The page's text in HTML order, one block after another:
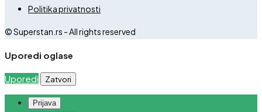
Politika privatnosti
© Superstan.rs - All rights reserved
Uporedi oglase
Uporedi Zatvori
Prijava